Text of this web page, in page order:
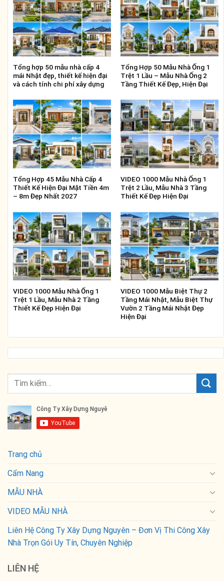
Tổng hợp 50 mẫu nhà cấp 4
mái Nhật đẹp, thiết kế hiện đại
và cách tính chi phí xây dựng
Tổng Hợp 50 Mẫu Nhà Ống 1
Trệt 1 Lầu – Mẫu Nhà Ống 2
Tầng Thiết Kế Đẹp, Hiện Đại
Tổng Hợp 45 Mẫu Nhà Cấp 4
Thiết Kế Hiện Đại Mặt Tiền 4m
– 8m Đẹp Nhất 2027
VIDEO 1000 Mẫu Nhà Ống 1
Trệt 2 Lầu, Mẫu Nhà 3 Tầng
Thiết Kế Đẹp Hiện Đại
VIDEO 1000 Mẫu Nhà Ống 1
Trệt 1 Lầu, Mẫu Nhà 2 Tầng
Thiết Kế Đẹp Hiện Đại
VIDEO 1000 Mẫu Biệt Thự 2
Tầng Mái Nhật, Mẫu Biệt Thự
Vườn 2 Tầng Mái Nhật Đẹp
Hiện Đại
Trang chủ
Cẩm Nang
MẪU NHÀ
VIDEO MẪU NHÀ
Liên Hệ Công Ty Xây Dựng Nguyên – Đơn Vị Thi Công Xây
Nhà Trọn Gói Uy Tín, Chuyên Nghiệp
LIÊN HỆ